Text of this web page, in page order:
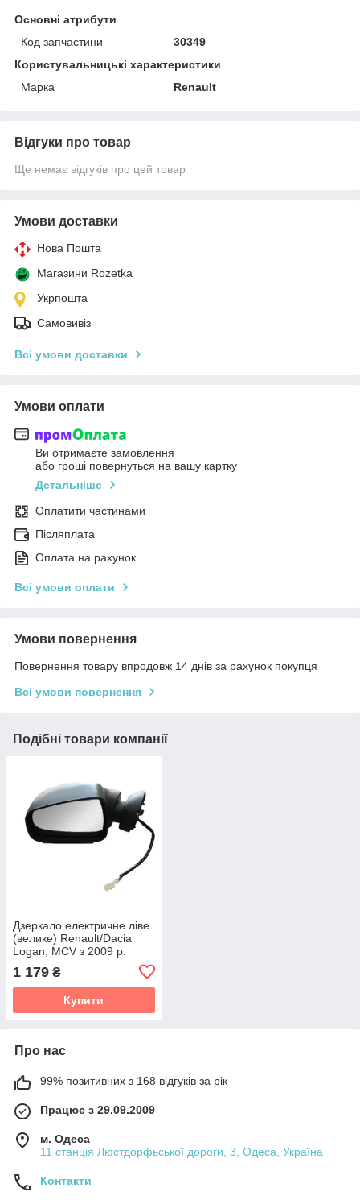
Основні атрибути
Код запчастини
30349
Користувальницькі характеристики
Марка
Renault
Відгуки про товар
Ще немає відгуків про цей товар
Умови доставки
Нова Пошта
Магазини Rozetka
Укрпошта
Самовивіз
Всі умови доставки
Умови оплати
Ви отримаєте замовлення
або гроші повернуться на вашу картку
Детальніше
Оплатити частинами
Післяплата
Оплата на рахунок
Всі умови оплати
Умови повернення
Повернення товару впродовж 14 днів за рахунок покупця
Всі умови повернення
Подібні товари компанії
Дзеркало електричне ліве
(велике) Renault/Dacia
Logan, MCV з 2009 р.
1 179 ₴
Купити
Про нас
99% позитивних з 168 відгуків за рік
Працює з 29.09.2009
м. Одеса
11 станція Люстдорфьської дороги, 3, Одеса, Україна
Контакти